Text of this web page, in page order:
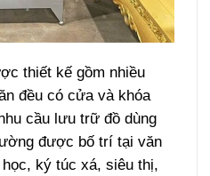
thiết kế gồm nhiều
đều có cửa và khóa
cầu lưu trữ đồ dùng
được bố trí tại văn
ký túc xá, siêu thị,